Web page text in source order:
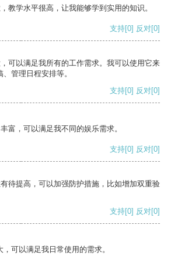
教学水平很高，让我能够学到实用的知识。
支持[0] 反对[0]
可以满足我所有的工作需求。我可以使用它来
管理日程安排等。
支持[0] 反对[0]
富，可以满足我不同的娱乐需求。
支持[0] 反对[0]
待提高，可以加强防护措施，比如增加双重验
支持[0] 反对[0]
可以满足我日常使用的需求。